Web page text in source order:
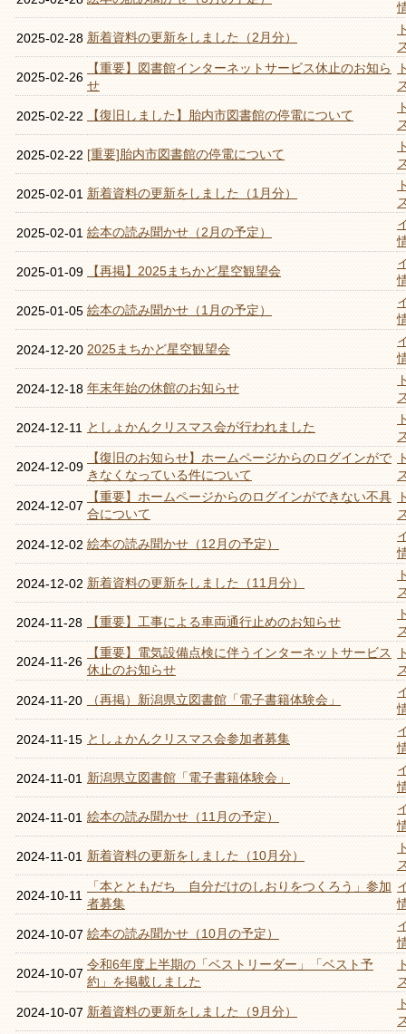
2025-02-28 新着資料の更新をしました（2月分）
2025-02-26
【重要】図書館インターネットサービス休止のお知ら
せ
2025-02-22 【復旧しました】胎内市図書館の停電について
2025-02-22 [重要]胎内市図書館の停電について
2025-02-01 新着資料の更新をしました（1月分）
2025-02-01 絵本の読み聞かせ（2月の予定）
2025-01-09 【再掲】2025まちかど星空観望会
2025-01-05 絵本の読み聞かせ（1月の予定）
2024-12-20 2025まちかど星空観望会
2024-12-18 年末年始の休館のお知らせ
2024-12-11 としょかんクリスマス会が行われました
2024-12-09
【復旧のお知らせ】ホームページからのログインがで
きなくなっている件について
2024-12-07
【重要】ホームページからのログインができない不具
合について
2024-12-02 絵本の読み聞かせ（12月の予定）
2024-12-02 新着資料の更新をしました（11月分）
2024-11-28 【重要】工事による車両通行止めのお知らせ
2024-11-26
【重要】電気設備点検に伴うインターネットサービス
休止のお知らせ
2024-11-20 （再掲）新潟県立図書館「電子書籍体験会」
2024-11-15 としょかんクリスマス会参加者募集
2024-11-01 新潟県立図書館「電子書籍体験会」
2024-11-01 絵本の読み聞かせ（11月の予定）
2024-11-01 新着資料の更新をしました（10月分）
2024-10-11
「本とともだち 自分だけのしおりをつくろう」参加
者募集
2024-10-07 絵本の読み聞かせ（10月の予定）
2024-10-07
令和6年度上半期の「ベストリーダー」「ベスト予
約」を掲載しました
2024-10-07 新着資料の更新をしました（9月分）